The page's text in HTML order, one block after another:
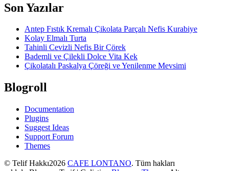
Son Yazılar
Antep Fıstık Kremalı Çikolata Parçalı Nefis Kurabiye
Kolay Elmalı Turta
Tahinli Cevizli Nefis Bir Çörek
Bademli ve Çilekli Dolce Vita Kek
Çikolatalı Paskalya Çöreği ve Yenilenme Mevsimi
Blogroll
Documentation
Plugins
Suggest Ideas
Support Forum
Themes
© Telif Hakkı2026 CAFE LONTANO. Tüm hakları